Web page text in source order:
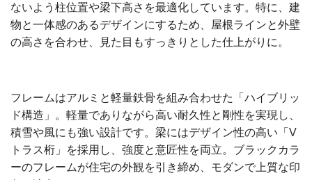
ないよう柱位置や梁下高さを最適化しています。特に、建
物と一体感のあるデザインにするため、屋根ラインと外壁
の高さを合わせ、見た目もすっきりとした仕上がりに。
フレームはアルミと軽量鉄骨を組み合わせた「ハイブリッ
ド構造」。軽量でありながら高い耐久性と剛性を実現し、
積雪や風にも強い設計です。梁にはデザイン性の高い「V
トラス桁」を採用し、強度と意匠性を両立。ブラックカラ
ーのフレームが住宅の外観を引き締め、モダンで上質な印